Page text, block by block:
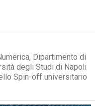
Dipartimento di
degli Studi di Napoli
Spin-off universitario